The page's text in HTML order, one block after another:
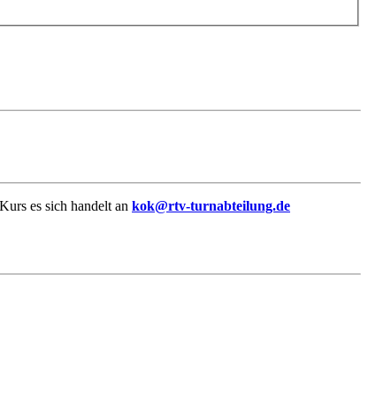
es sich handelt an kok@rtv-turnabteilung.de